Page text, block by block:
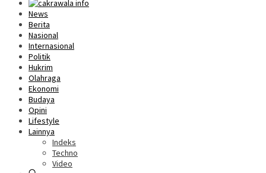
News
Berita
Nasional
Internasional
Politik
Hukrim
Olahraga
Ekonomi
Budaya
Opini
Lifestyle
Lainnya
Indeks
Techno
Video